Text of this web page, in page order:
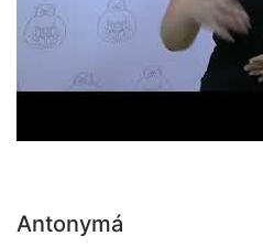
Antonymá